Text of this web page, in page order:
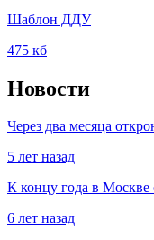
Шаблон ДДУ
475 кб
Новости
Через два месяца
5 лет назад
К концу года в
6 лет назад